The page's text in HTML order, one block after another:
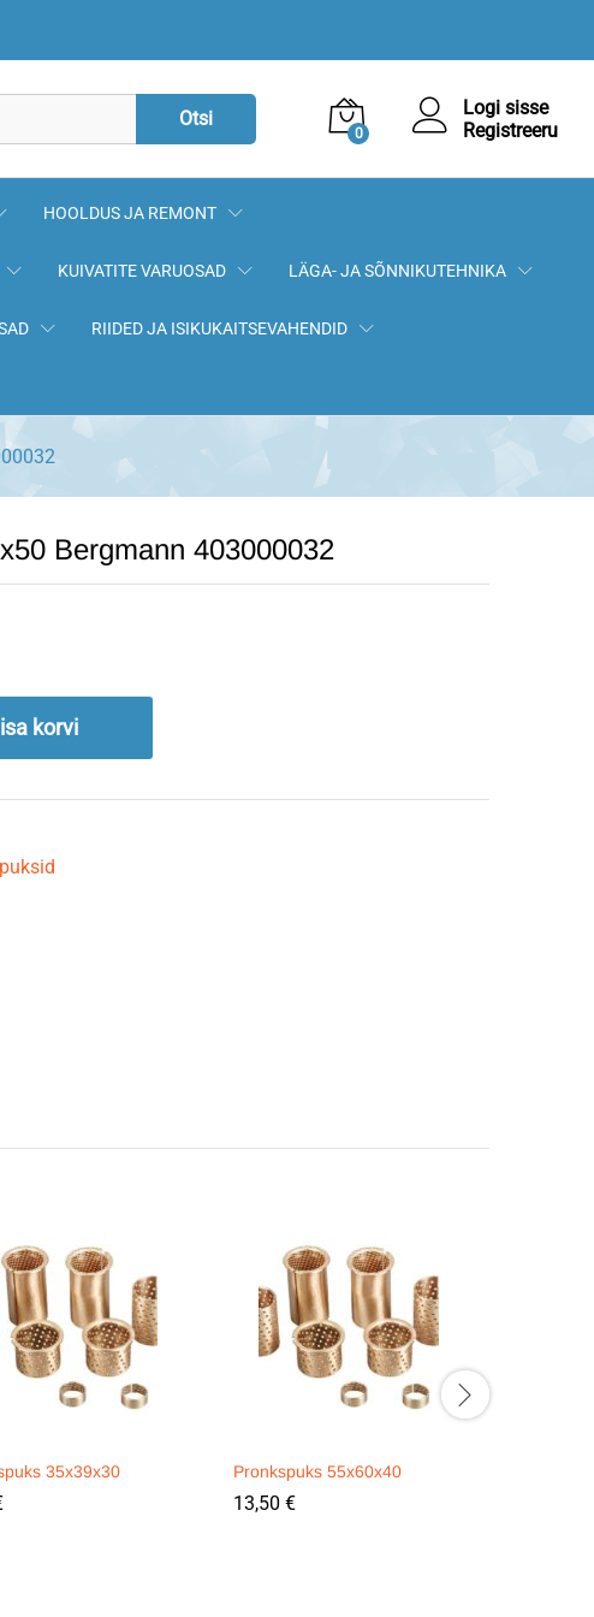
Otsi
0
Logi sisse
Registreeru
HOOLDUS JA REMONT
KUIVATITE VARUOSAD LÄGA- JA SÕNNIKUTEHNIKA
RIIDED JA ISIKUKAITSEVAHENDID
Bergmann 403000032
korvi
35x39x30 Pronkspuks 55x60x40
13,50 €